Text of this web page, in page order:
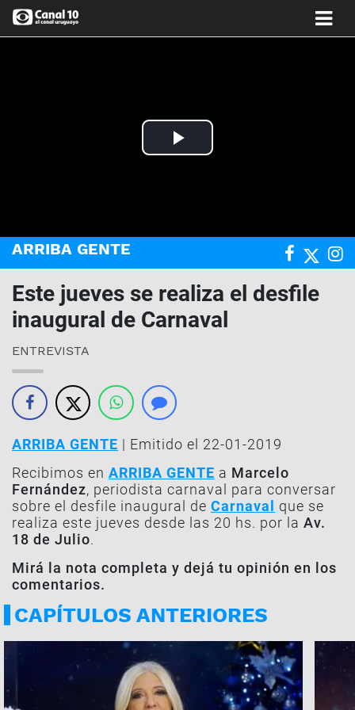
Play
ARRIBA GENTE
Este jueves se realiza el desfile
inaugural de Carnaval
ENTREVISTA
ARRIBA GENTE | Emitido el 22-01-2019
Recibimos en ARRIBA GENTE a Marcelo
Fernández, periodista carnaval para conversar
sobre el desfile inaugural de Carnaval
que se
realiza este jueves desde las 20 hs. por la Av.
18 de Julio.
Mirá la nota completa y dejá tu opinión en los
comentarios.
CAPÍTULOS ANTERIORES